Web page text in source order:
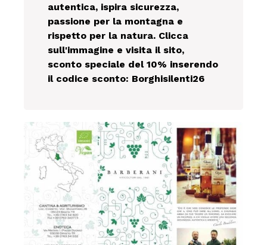
autentica, ispira sicurezza,
passione per la montagna e
rispetto per la natura. Clicca
sull'immagine e visita il sito,
sconto speciale del 10% inserendo
il codice sconto: Borghisilenti26